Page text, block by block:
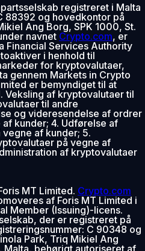
registreret i Malta
88392 og hovedkontor på
Ang Borg, SPK 1000, St.
navnet Crypto.com, er
Financial Services Authority
i henhold til
for kryptovalutaer,
gennem Markets in Crypto
er bemyndiget til at
Veksling af kryptovalutaer til
til andre
og videresendelse af ordrer
kunder; 4. Udførelse af
af kunder; 5.
på vegne af
af kryptovalutaer
MT Limited. Crypto.com
af Foris MT Limited i
Member (Issuing)-licens.
der er registreret på
C 90348 og
Park, Triq Mikiel Ang
Malta, behørigt autoriseret af